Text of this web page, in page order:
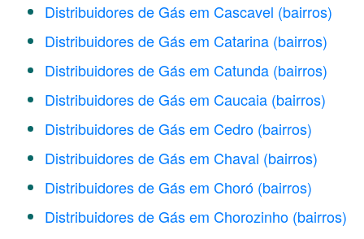
Distribuidores de Gás em Cascavel (bairros)
Distribuidores de Gás em Catarina (bairros)
Distribuidores de Gás em Catunda (bairros)
Distribuidores de Gás em Caucaia (bairros)
Distribuidores de Gás em Cedro (bairros)
Distribuidores de Gás em Chaval (bairros)
Distribuidores de Gás em Choró (bairros)
Distribuidores de Gás em Chorozinho (bairros)